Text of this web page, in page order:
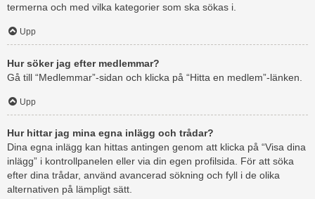
termerna och med vilka kategorier som ska sökas i.
Upp
Hur söker jag efter medlemmar?
Gå till “Medlemmar”-sidan och klicka på “Hitta en medlem”-länken.
Upp
Hur hittar jag mina egna inlägg och trådar?
Dina egna inlägg kan hittas antingen genom att klicka på “Visa dina
inlägg” i kontrollpanelen eller via din egen profilsida. För att söka
efter dina trådar, använd avancerad sökning och fyll i de olika
alternativen på lämpligt sätt.